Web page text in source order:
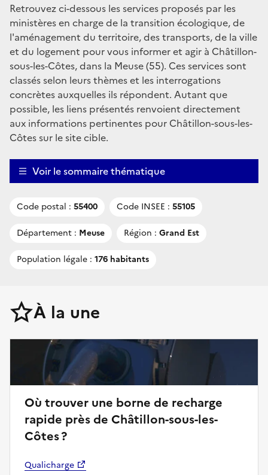
Retrouvez ci-dessous les services proposés par les
ministères en charge de la transition écologique, de
l'aménagement du territoire, des transports, de la ville
et du logement pour vous informer et agir à Châtillon-
sous-les-Côtes, dans la Meuse (55). Ces services sont
classés selon leurs thèmes et les interrogations
concrètes auxquelles ils répondent. Autant que
possible, les liens présentés renvoient directement
aux informations pertinentes pour Châtillon-sous-les-
Côtes sur le site cible.
Voir le sommaire thématique
Code postal : 55400 Code INSEE : 55105
Département : Meuse Région : Grand Est
Population légale : 176 habitants
À la une
Où trouver une borne de recharge
rapide près de Châtillon-sous-les-
Côtes ?
Qualicharge